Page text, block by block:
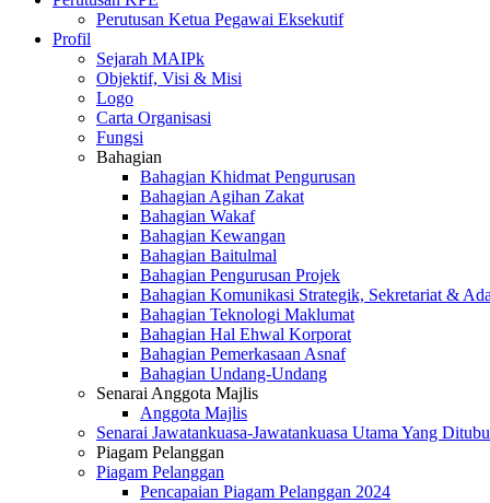
Perutusan Ketua Pegawai Eksekutif
Profil
Sejarah MAIPk
Objektif, Visi & Misi
Logo
Carta Organisasi
Fungsi
Bahagian
Bahagian Khidmat Pengurusan
Bahagian Agihan Zakat
Bahagian Wakaf
Bahagian Kewangan
Bahagian Baitulmal
Bahagian Pengurusan Projek
Bahagian Komunikasi Strategik, Sekretariat &
Bahagian Teknologi Maklumat
Bahagian Hal Ehwal Korporat
Bahagian Pemerkasaan Asnaf
Bahagian Undang-Undang
Senarai Anggota Majlis
Anggota Majlis
Senarai Jawatankuasa-Jawatankuasa Utama Yang
Piagam Pelanggan
Piagam Pelanggan
Pencapaian Piagam Pelanggan 2024